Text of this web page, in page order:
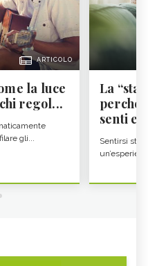
ARTICOLO
la luce
regol...
gli...
La
perché
senti
Sentirsi